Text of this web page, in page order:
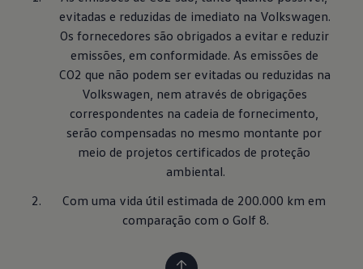
evitadas e reduzidas de imediato na Volkswagen.
Os fornecedores são obrigados a evitar e reduzir
emissões, em conformidade. As emissões de
CO2 que não podem ser evitadas ou reduzidas na
Volkswagen, nem através de obrigações
correspondentes na cadeia de fornecimento,
serão compensadas no mesmo montante por
meio de projetos certificados de proteção
ambiental.
Com uma vida útil estimada de 200.000 km em
comparação com o Golf 8.